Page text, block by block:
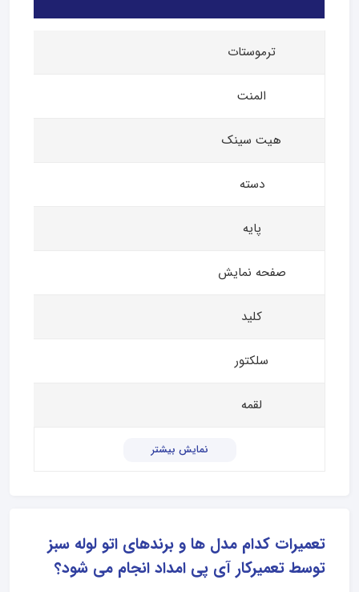
ترموستات
المنت
هیت سینک
دسته
پایه
صفحه نمایش
کلید
سلکتور
لقمه
نمایش بیشتر
تعمیرات کدام مدل ها و برندهای اتو لوله سبز
توسط تعمیرکار آی پی امداد انجام می شود؟